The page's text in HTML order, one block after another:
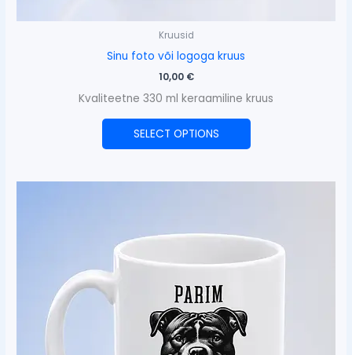
Kruusid
Sinu foto või logoga kruus
10,00 €
Kvaliteetne 330 ml keraamiline kruus
SELECT OPTIONS